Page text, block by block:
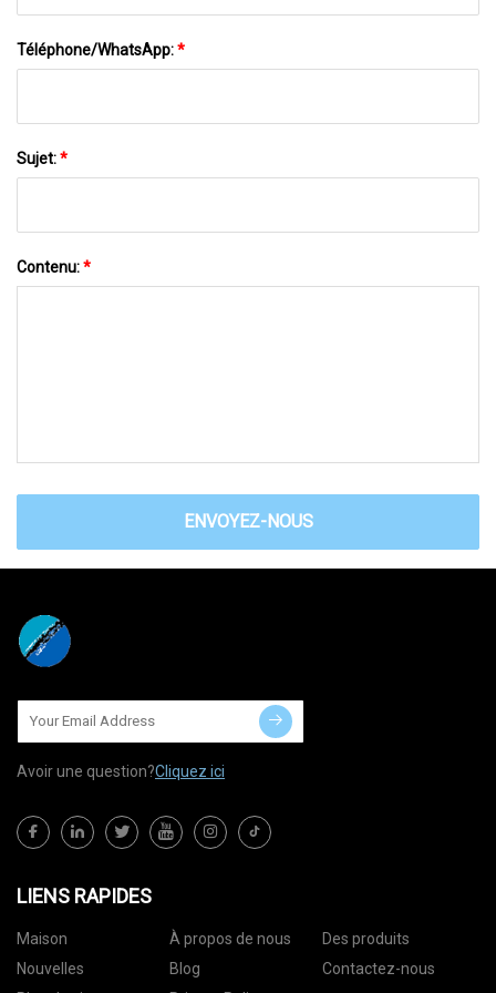
Téléphone/WhatsApp:*
Sujet:*
Contenu:*
ENVOYEZ-NOUS
Avoir une question?Cliquez ici
LIENS RAPIDES
Maison À propos de nous
Des produits
Nouvelles
Blog
Contactez-nous